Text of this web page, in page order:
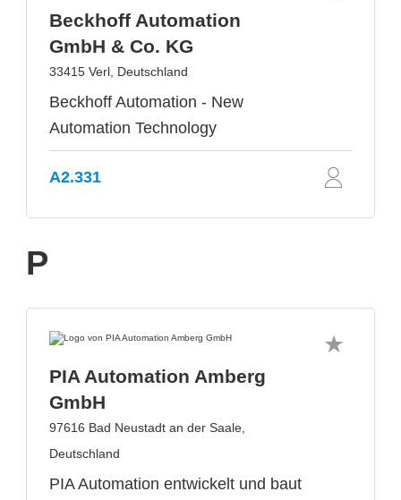
Beckhoff Automation
GmbH & Co. KG
33415 Verl, Deutschland
Beckhoff Automation - New
Automation Technology
A2.331
P
PIA Automation Amberg
GmbH
97616 Bad Neustadt an der Saale,
Deutschland
PIA Automation entwickelt und baut